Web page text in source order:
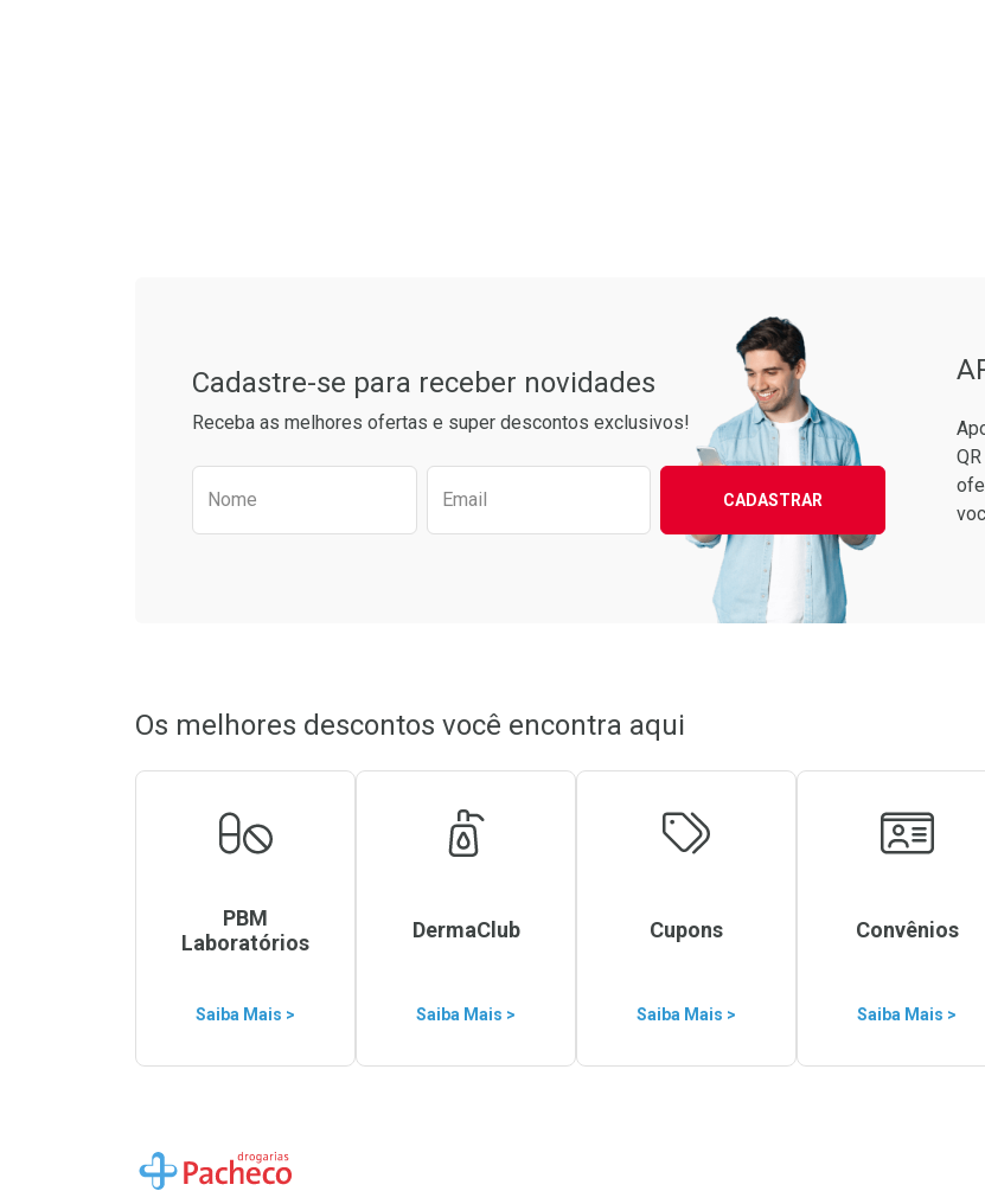
Cadastre-se para receber novidades
Receba as melhores ofertas e super descontos exclusivos!
Preencha o formulário abaixo para receber as melhores
Nome Email CADASTRAR
Os melhores descontos você encontra aqui
PBM
Laboratórios
Saiba Mais >
DermaClub
Saiba Mais >
Cupons
Saiba Mais >
Convênios
Saiba Mais >
Ir para a Home